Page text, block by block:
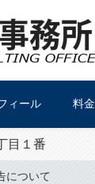
ィール 料金
目１番
について